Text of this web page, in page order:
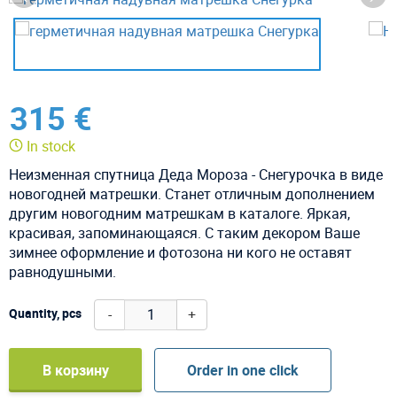
315 €
In stock
Неизменная спутница Деда Мороза - Снегурочка в виде
новогодней матрешки. Станет отличным дополнением
другим новогодним матрешкам в каталоге. Яркая,
красивая, запоминающаяся. С таким декором Ваше
зимнее оформление и фотозона ни кого не оставят
равнодушными.
Quantity, pcs - +
В корзину Order in one click